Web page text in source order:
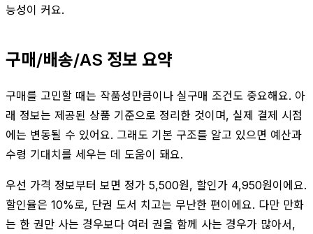
능성이 커요.
구매/배송/AS 정보 요약
구매를 고민할 때는 작품성만큼이나 실구매 조건도 중요해요. 아
래 정보는 제공된 상품 기준으로 정리한 것이며, 실제 결제 시점
에는 변동될 수 있어요. 그래도 기본 구조를 알고 있으면 예산과
수령 기대치를 세우는 데 도움이 돼요.
우선 가격 정보부터 보면 정가 5,500원, 할인가 4,950원이에요.
할인율은 10%로, 단권 도서 치고는 무난한 편이에요. 다만 만화
는 한 권만 사는 경우보다 여러 권을 함께 사는 경우가 많아서,